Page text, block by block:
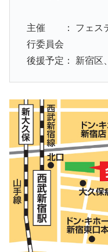
主催 ： フェステ
行委員会
後援予定： 新宿区